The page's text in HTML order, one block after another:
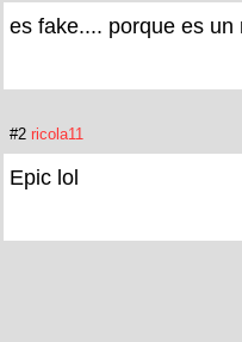
es fake.... porque es un
#2 ricola11
Epic lol